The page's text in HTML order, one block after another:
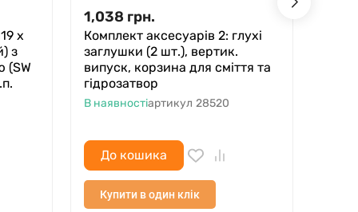
х
з
(SW
1,038 грн.
Комплект аксесуарів 2: глухі
заглушки (2 шт.), вертик.
випуск, корзина для сміття та
гідрозатвор
В наявностіартикул 28520
До кошика
Купити в один клік